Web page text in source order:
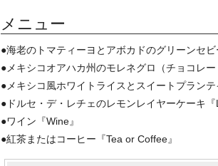
メニュー
●海老のトマティーヨとアボカドのグリーンセ
●メキシコオアハカ州のモレネグロ（チョコレ
●メキシコ風ホワイトライスとスイートプラン
●ドルセ・デ・レチェのレモンレイヤーケーキ
●ワイン『Wine』
●紅茶またはコーヒー『Tea or Coffee』